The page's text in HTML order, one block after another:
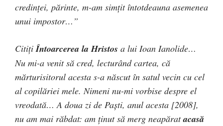
credinţei, părinte, m-am simţit întotdeauna asemenea
unui impostor…”
CitiţiÎntoarcerea la Hristos a lui Ioan Ianolide…
Nu mi-a venit să cred, lecturând cartea, că
mărturisitorul acesta s-a născut în satul vecin cu cel
al copilăriei mele. Nimeni nu-mi vorbise despre el
vreodată… A doua zi de Paşti, anul acesta [2008],
nu am mai răbdat: am ţinut să merg neapăratacasă